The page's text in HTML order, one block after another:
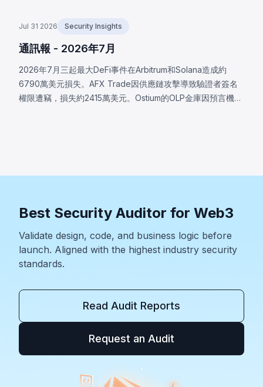
Jul 31 2026 Security Insights
通訊報 - 2026年7月
2026年7月三起最大DeFi事件在Arbitrum和Solana造成約
6790萬美元損失。AFX Trade因供應鏈攻擊導致驗證者簽名
權限遭竊，損失約2415萬美元。Ostium的OLP金庫因預言機基
Best Security Auditor for Web3
Validate design, code, and business logic before
launch. Aligned with the highest industry security
standards.
Read Audit Reports
Request an Audit